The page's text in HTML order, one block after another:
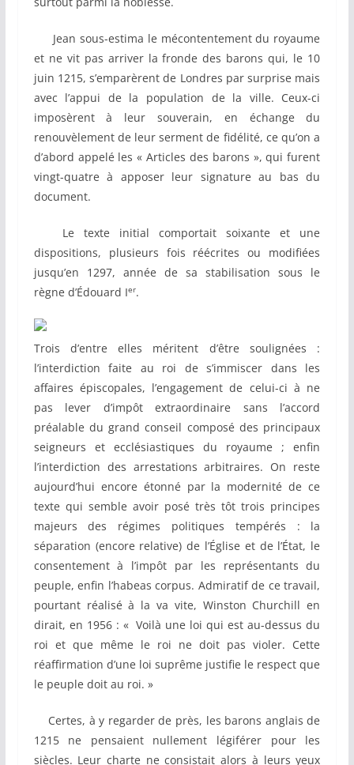
Jean sous-estima le mécontentement du royaume
et ne vit pas arriver la fronde des barons qui, le 10
juin 1215, s’emparèrent de Londres par surprise mais
avec l’appui de la population de la ville. Ceux-ci
imposèrent à leur souverain, en échange du
renouvèlement de leur serment de fidélité, ce qu’on a
d’abord appelé les « Articles des barons », qui furent
vingt-quatre à apposer leur signature au bas du
document.
Le texte initial comportait soixante et une
dispositions, plusieurs fois réécrites ou modifiées
jusqu’en 1297, année de sa stabilisation sous le
règne d’Édouard Ier.
Trois d’entre elles méritent d’être soulignées :
l’interdiction faite au roi de s’immiscer dans les
affaires épiscopales, l’engagement de celui-ci à ne
pas lever d’impôt extraordinaire sans l’accord
préalable du grand conseil composé des principaux
seigneurs et ecclésiastiques du royaume ; enfin
l’interdiction des arrestations arbitraires. On reste
aujourd’hui encore étonné par la modernité de ce
texte qui semble avoir posé très tôt trois principes
majeurs des régimes politiques tempérés : la
séparation (encore relative) de l’Église et de l’État, le
consentement à l’impôt par les représentants du
peuple, enfin l’habeas corpus. Admiratif de ce travail,
pourtant réalisé à la va vite, Winston Churchill en
dirait, en 1956 : « Voilà une loi qui est au-dessus du
roi et que même le roi ne doit pas violer. Cette
réaffirmation d’une loi suprême justifie le respect que
le peuple doit au roi. »
Certes, à y regarder de près, les barons anglais de
1215 ne pensaient nullement légiférer pour les
siècles. Leur charte ne consistait alors à leurs yeux